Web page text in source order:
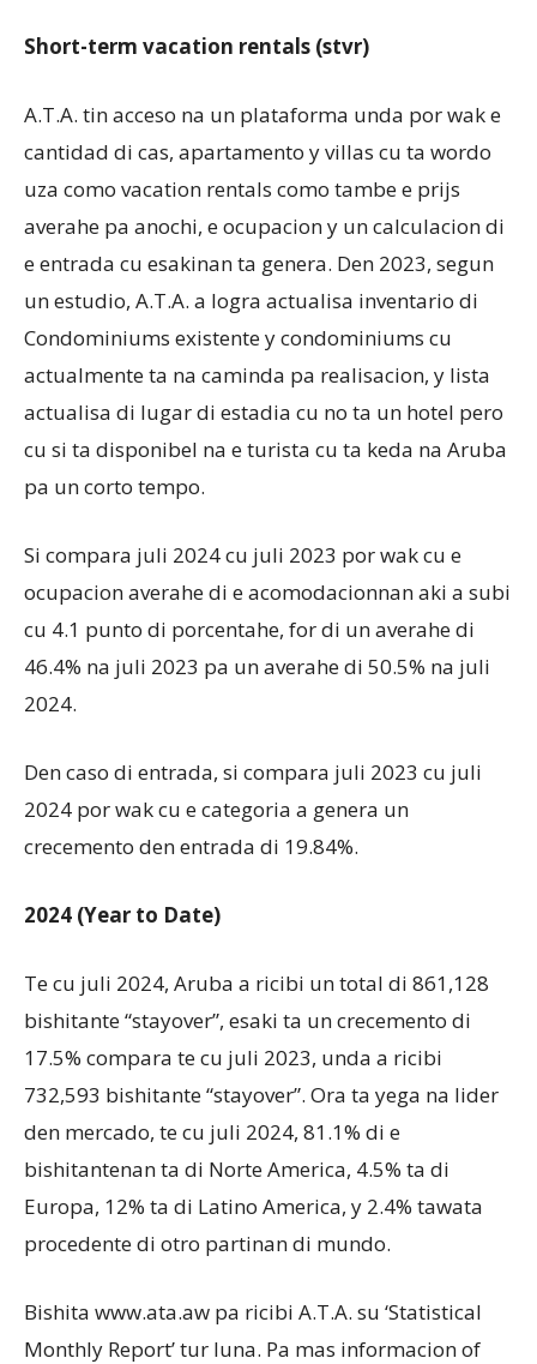
Short-term vacation rentals (stvr)
A.T.A. tin acceso na un plataforma unda por wak e
cantidad di cas, apartamento y villas cu ta wordo
uza como vacation rentals como tambe e prijs
averahe pa anochi, e ocupacion y un calculacion di
e entrada cu esakinan ta genera. Den 2023, segun
un estudio, A.T.A. a logra actualisa inventario di
Condominiums existente y condominiums cu
actualmente ta na caminda pa realisacion, y lista
actualisa di lugar di estadia cu no ta un hotel pero
cu si ta disponibel na e turista cu ta keda na Aruba
pa un corto tempo.
Si compara juli 2024 cu juli 2023 por wak cu e
ocupacion averahe di e acomodacionnan aki a subi
cu 4.1 punto di porcentahe, for di un averahe di
46.4% na juli 2023 pa un averahe di 50.5% na juli
2024.
Den caso di entrada, si compara juli 2023 cu juli
2024 por wak cu e categoria a genera un
crecemento den entrada di 19.84%.
2024 (Year to Date)
Te cu juli 2024, Aruba a ricibi un total di 861,128
bishitante “stayover”, esaki ta un crecemento di
17.5% compara te cu juli 2023, unda a ricibi
732,593 bishitante “stayover”. Ora ta yega na lider
den mercado, te cu juli 2024, 81.1% di e
bishitantenan ta di Norte America, 4.5% ta di
Europa, 12% ta di Latino America, y 2.4% tawata
procedente di otro partinan di mundo.
Bishita www.ata.aw pa ricibi A.T.A. su ‘Statistical
Monthly Report’ tur luna. Pa mas informacion of